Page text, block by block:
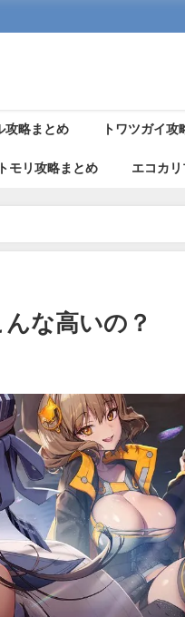
攻略まとめ トワツガイ攻
モリ攻略まとめ エコカ
な高いの？